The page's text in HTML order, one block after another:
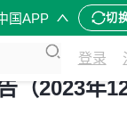
国APP 切
登录
（2023年